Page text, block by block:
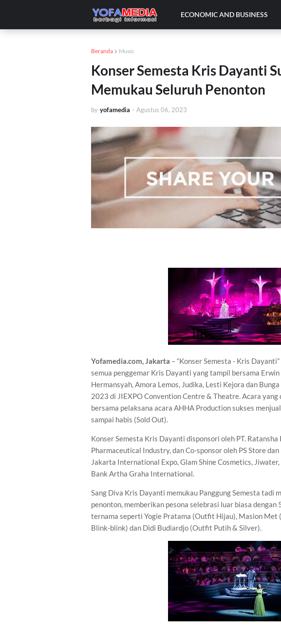
ECONOMIC AND BUSINESS
Beranda Music
Konser Semesta Kris Dayanti
Memukau Seluruh Penonton
by yofamedia - Agustus 06, 2023
Yofamedia.com, Jakarta – “Konser Semesta - Kris
semua penggemar Kris Dayanti yang tampil bersama
Hermansyah, Amora Lemos, Judika, Lesti Kejora dan
2023 di JIEXPO Convention Centre & Theatre. Acara yang
bersama pelaksana acara AHHA Production sukses
sampai habis (Sold Out).
Konser Semesta Kris Dayanti disponsori oleh PT.
Pharmaceutical Industry, dan Co-sponsor oleh PS Store
Jakarta International Expo, Glam Shine Cosmetics,
Bank Artha Graha International.
Sang Diva Kris Dayanti memukau Panggung Semesta tadi
penonton, memberikan pesona selebrasi luar biasa
ternama seperti Yogie Pratama (Outfit Hijau), Masion Met
Blink-blink) dan Didi Budiardjo (Outfit Putih & Silver).